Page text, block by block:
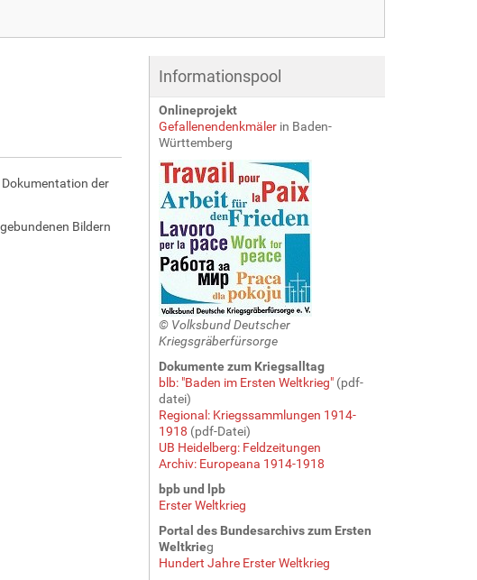
der
Bildern
Informationspool
Onlineprojekt
Gefallenendenkmäler in Baden-
Württemberg
© Volksbund Deutscher
Kriegsgräberfürsorge
Dokumente zum Kriegsalltag
blb: "Baden im Ersten Weltkrieg" (pdf-
datei)
Regional: Kriegssammlungen 1914-
1918 (pdf-Datei)
UB Heidelberg: Feldzeitungen
Archiv: Europeana 1914-1918
bpb und lpb
Erster Weltkrieg
Portal des Bundesarchivs zum Ersten
Weltkrieg
Hundert Jahre Erster Weltkrieg